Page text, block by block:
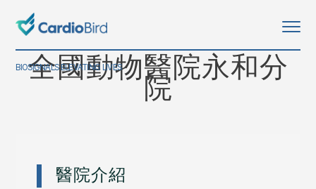
BIOSIGNALS ELEVATING LIVES
全國動物醫院永和分
院
醫院介紹